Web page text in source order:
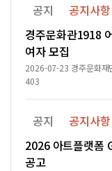
공지
공지사항
경주문화관1918
여자 모집
2026-07-23 경주문화재
403
공지
공지사항
2026 아트플랫폼
공고